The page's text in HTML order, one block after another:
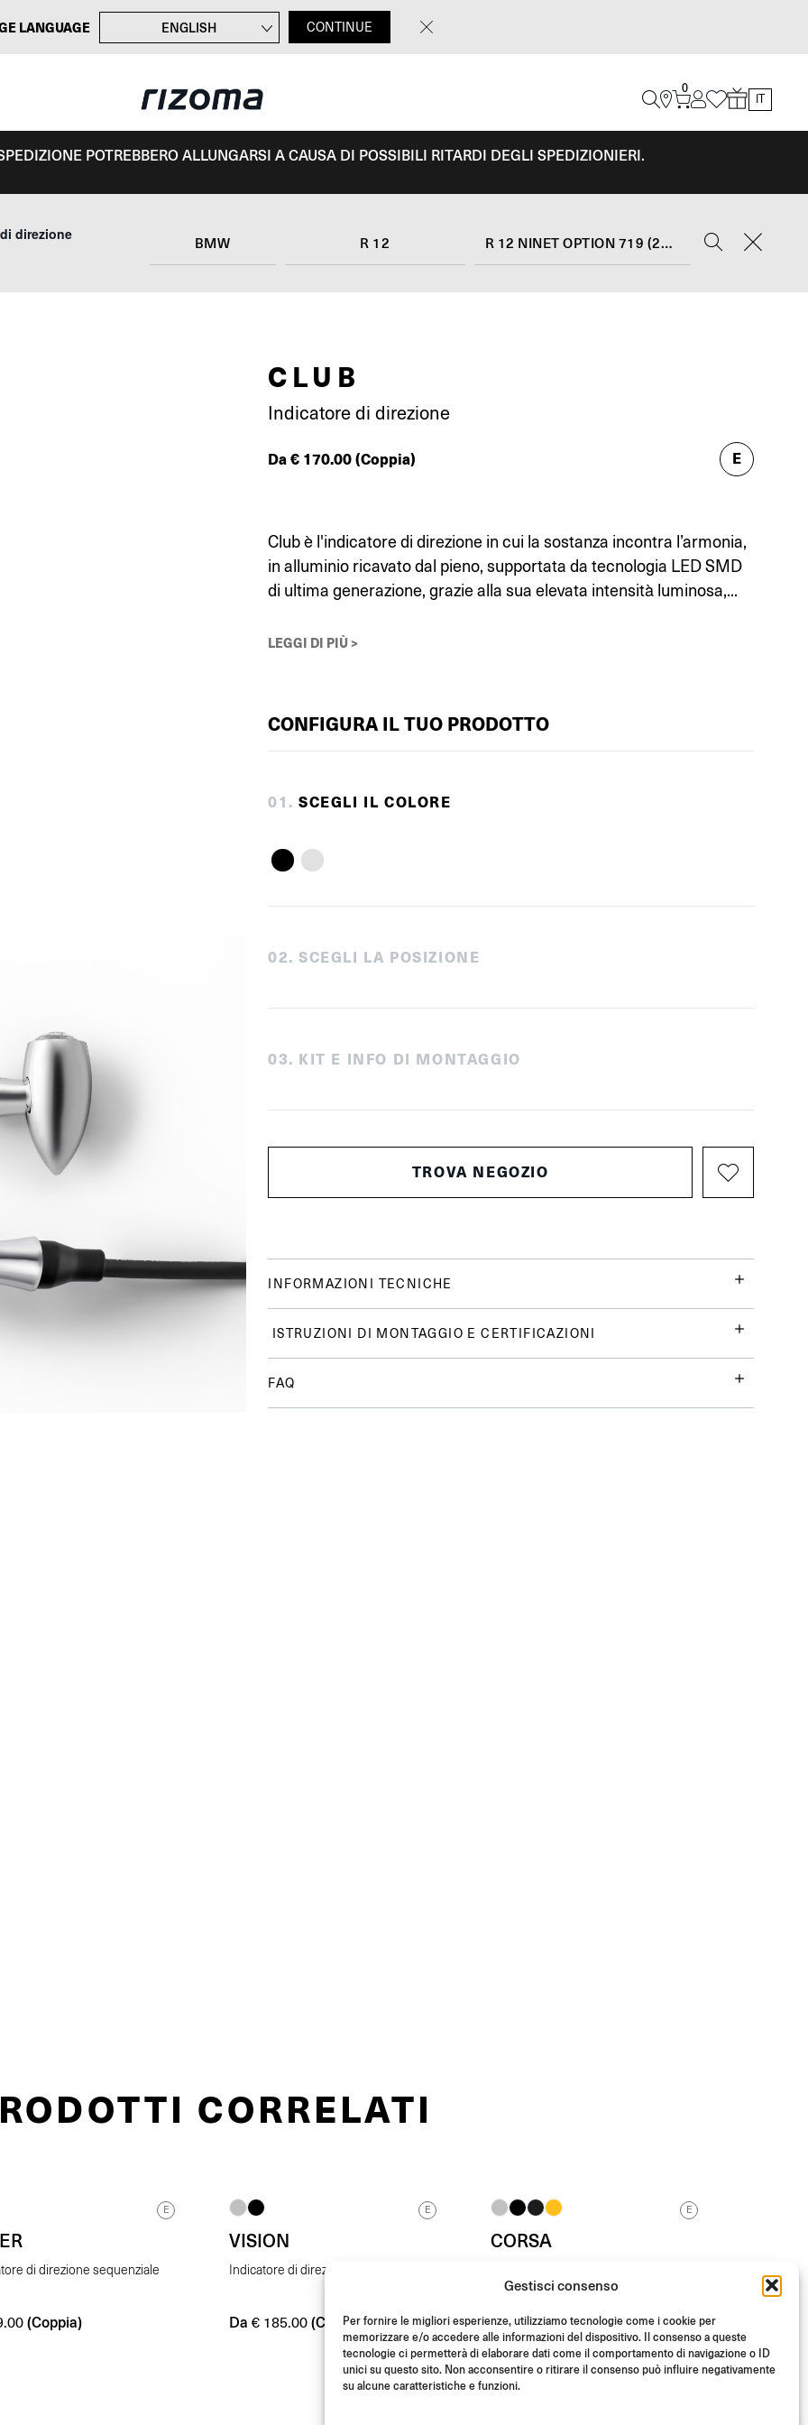
Gestisci consenso
Per fornire le migliori esperienze, utilizziamo tecnologie come i cookie per
memorizzare e/o accedere alle informazioni del dispositivo. Il consenso a queste
tecnologie ci permetterà di elaborare dati come il comportamento di navigazione o ID
unici su questo sito. Non acconsentire o ritirare il consenso può influire negativamente
su alcune caratteristiche e funzioni.
LANGUAGE
ENGLISH
DEUTSCH
CONTINUE
0
POTREBBERO ALLUNGARSI A CAUSA DI POSSIBILI RITARDI DEGLI SPEDIZIONIERI.
direzione BMW R 12 R 12 NINET OPTION 719 (2023 - 24)
CLUB
Indicatore di direzione
Da€ 170.00(Coppia) E
Club è l'indicatore di direzione in cui la sostanza incontra l’armonia,
in alluminio ricavato dal pieno, supportata da tecnologia LED SMD
di ultima generazione, grazie alla sua elevata intensità luminosa,...
LEGGI DI PIÙ >
CONFIGURA IL TUO PRODOTTO
01 . SCEGLI IL COLORE
02. SCEGLI LA POSIZIONE
03. KIT E INFO DI MONTAGGIO
TROVA NEGOZIO
INFORMAZIONI TECNICHE
ISTRUZIONI DI MONTAGGIO E CERTIFICAZIONI
FAQ
CORRELATI
E
di direzione sequenziale
(Coppia)
E
VISION
Indicatore di direzione sequenziale
Da € 185.00 (Coppia)
E
CORSA
Da €160.00 (Coppia)